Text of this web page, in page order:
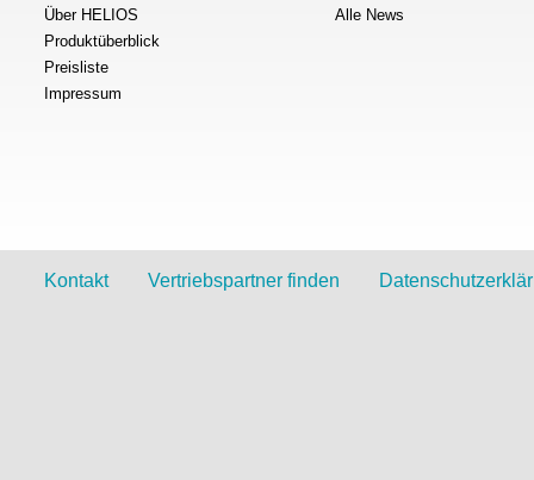
Über HELIOS
Produktüberblick
Preisliste
Impressum
Alle News
Kontakt Vertriebspartner finden